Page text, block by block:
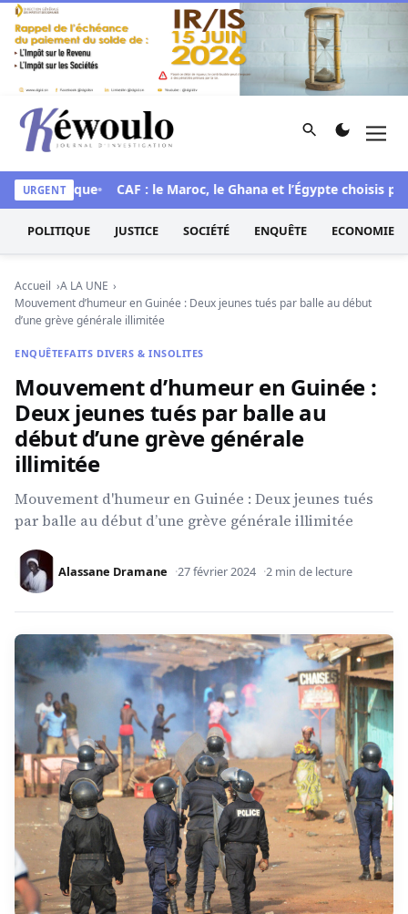
Aller au contenu
Kéwoulo, le premier site d'information et d'investigation
Rechercher
URGENT
historique CAF : le Maroc, le Ghana et l’Égypte choisis pour
POLITIQUE JUSTICE SOCIÉTÉ ENQUÊTE ECONOMIE
Accueil
A LA UNE
Mouvement d’humeur en Guinée : Deux jeunes tués par balle au début
d’une grève générale illimitée
ENQUÊTEFAITS DIVERS & INSOLITES
Mouvement d’humeur en Guinée :
Deux jeunes tués par balle au
début d’une grève générale
illimitée
Mouvement d'humeur en Guinée : Deux jeunes tués
par balle au début d’une grève générale illimitée
Alassane Dramane 27 février 2024 2 min de lecture